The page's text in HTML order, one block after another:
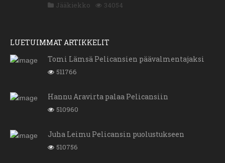
Jääkiekko 34054
LUETUIMMAT ARTIKKELIT
Tomi Lämsä Pelicansien päävalmentajaksi
511766
Hannu Aravirta palaa Pelicansiin
510960
Juha Leimu Pelicansin puolustukseen
510756